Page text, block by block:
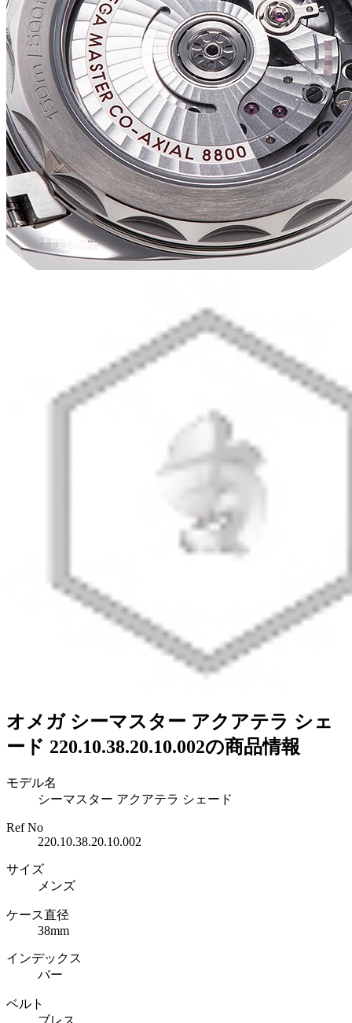
オメガ シーマスター アクアテラ シェ
ード 220.10.38.20.10.002の商品情報
モデル名
シーマスター アクアテラ シェード
Ref No
220.10.38.20.10.002
サイズ
メンズ
ケース直径
38mm
インデックス
バー
ベルト
ブレス